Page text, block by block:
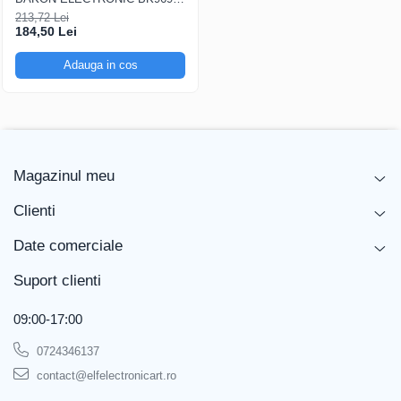
200...480°C control analogic, cu
buton
213,72 Lei
184,50 Lei
Adauga in cos
Magazinul meu
Clienti
Date comerciale
Suport clienti
09:00-17:00
0724346137
contact@elfelectronicart.ro